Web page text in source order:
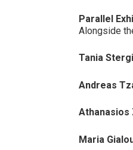
Parallel
Alongside
Tania
Andreas
Athanasios
Maria